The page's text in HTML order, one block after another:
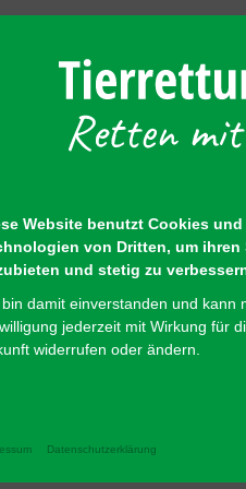
Website benutzt Cookies und
von Dritten, um ihren
und stetig zu
bin damit einverstanden und kann
jederzeit mit Wirkung für
widerrufen oder ändern.
Datenschutzerklärung